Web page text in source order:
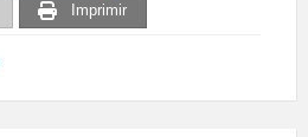
Imprimir